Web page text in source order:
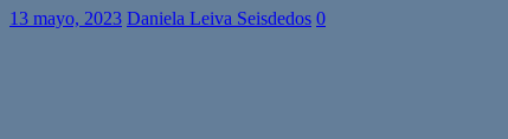
13 mayo, 2023 Daniela Leiva Seisdedos 0